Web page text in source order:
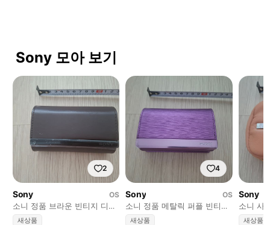
Sony 모아 보기
2
Sony
OS
소니 정품 브라운 빈티지 디카
케이스 데드스탁
새상품
4
Sony
OS
소니 정품 메탈릭 퍼플 빈티지
디카 케이스
새상품
Sony
소니 사
운 빈티
새상품